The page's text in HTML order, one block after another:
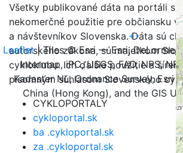
+-
Leaflet| Tiles © Esri — Esri, DeLorme,
Intermap, iPC, USGS, FAO, NPS,
Kadaster NL, Ordnance Survey, Esri
China (Hong Kong), and the GIS
Všetky publikované dáta na portáli sú
nekomerčné použitie pre občiansku
a návštevníkov Slovenska. Dáta sú
autorského zákona, sú majetkom
cykloklubu. Ich ďalšie použitie a
písomným súhlasom Slovenského
CYKLOPORTALY
cykloportal.sk
ba .cykloportal.sk
za .cykloportal.sk